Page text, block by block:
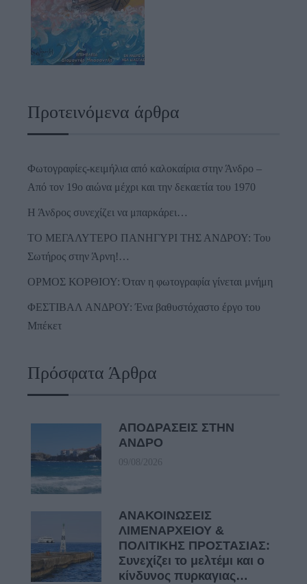
Προτεινόμενα άρθρα
Φωτογραφίες-κειμήλια από καλοκαίρια στην Άνδρο –
Από τον 19ο αιώνα μέχρι και την δεκαετία του 1970
Η Άνδρος συνεχίζει να μπαρκάρει…
ΤΟ ΜΕΓΑΛΥΤΕΡΟ ΠΑΝΗΓΥΡΙ ΤΗΣ ΑΝΔΡΟΥ: Του
Σωτήρος στην Άρνη!…
ΟΡΜΟΣ ΚΟΡΘΙΟΥ: Όταν η φωτογραφία γίνεται μνήμη
ΦΕΣΤΙΒΑΛ ΑΝΔΡΟΥ: Ένα βαθυστόχαστο έργο του
Μπέκετ
Πρόσφατα Άρθρα
ΑΠΟΔΡΑΣΕΙΣ ΣΤΗΝ
ΑΝΔΡΟ
09/08/2026
ΑΝΑΚΟΙΝΩΣΕΙΣ
ΛΙΜΕΝΑΡΧΕΙΟΥ &
ΠΟΛΙΤΙΚΗΣ ΠΡΟΣΤΑΣΙΑΣ:
Συνεχίζει το μελτέμι και ο
κίνδυνος πυρκαγιας…